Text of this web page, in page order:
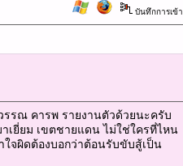
บันทึกการเข้า
รรณ คารพ รายงานตัวด้วยนะครับ
เยี่ยม เขตชายแดน ไม่ใช่ใครที่ไหน
จผิดต้องบอกว่าต้อนรับขับสู้เป็น